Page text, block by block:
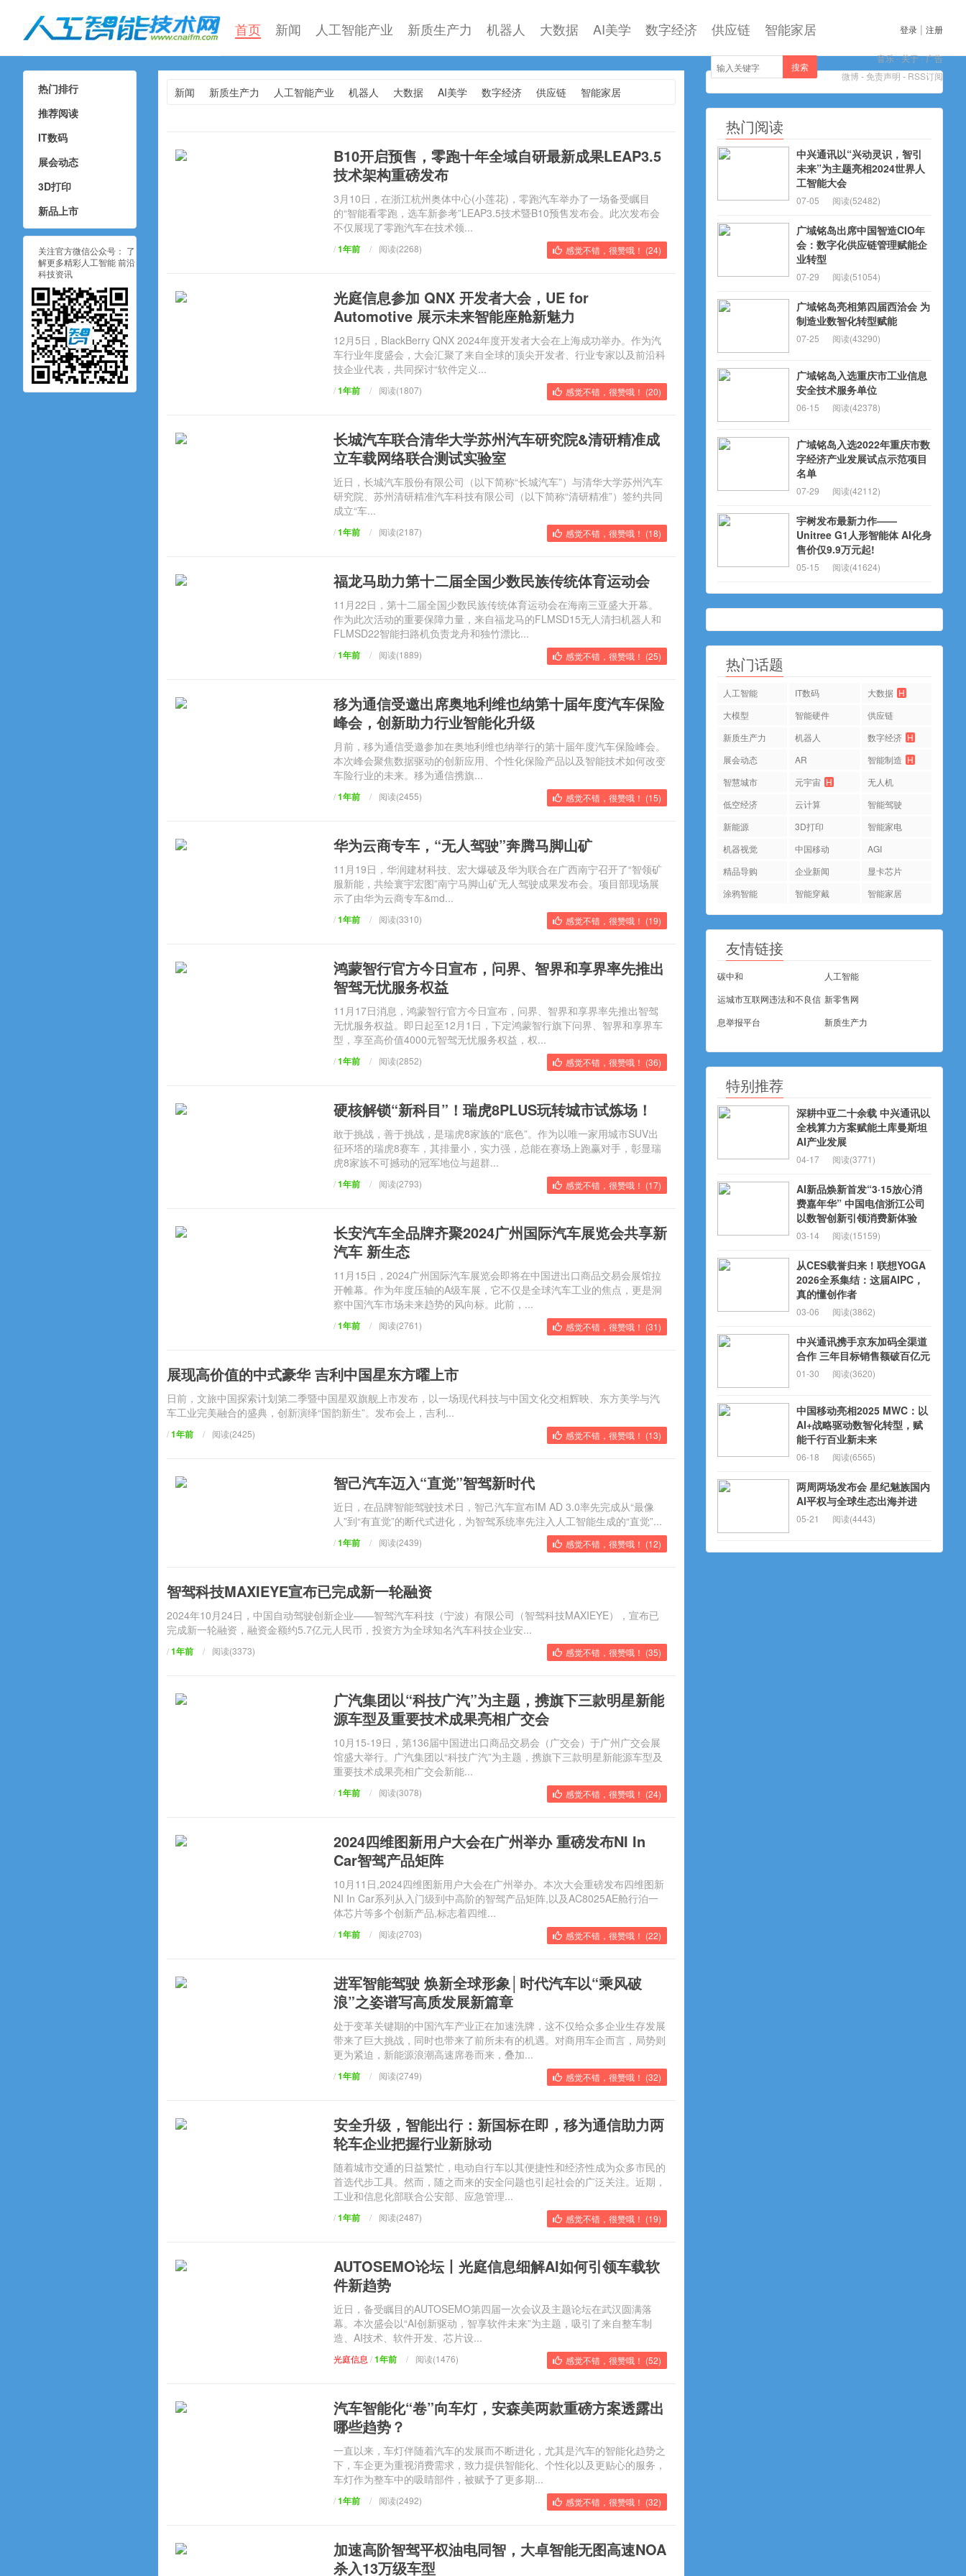
人工智能技术网
首页 新闻 人工智能产业 新质生产力 机器人 大数据 AI美学 数字经济 供应链 智能家居 登录 | 注册
音乐-关于-广告
微博 - 免责声明 - RSS订阅
搜索
新闻 新质生产力 人工智能产业 机器人 大数据 AI美学 数字经济 供应链 智能家居
B10开启预售，零跑十年全域自研最新成果LEAP3.5
技术架构重磅发布
3月10日，在浙江杭州奥体中心(小莲花)，零跑汽车举办了一场备受瞩目
的“智能看零跑，选车新参考”LEAP3.5技术暨B10预售发布会。此次发布会
不仅展现了零跑汽车在技术领...
/1年前 / 感觉不错，很赞哦！ (24)
阅读(2268)
光庭信息参加 QNX 开发者大会，UE for
Automotive 展示未来智能座舱新魅力
12月5日，BlackBerry QNX 2024年度开发者大会在上海成功举办。作为汽
车行业年度盛会，大会汇聚了来自全球的顶尖开发者、行业专家以及前沿科
技企业代表，共同探讨“软件定义...
/1年前 / 感觉不错，很赞哦！ (20)
阅读(1807)
长城汽车联合清华大学苏州汽车研究院&清研精准成
立车载网络联合测试实验室
近日，长城汽车股份有限公司（以下简称“长城汽车”）与清华大学苏州汽车
研究院、苏州清研精准汽车科技有限公司（以下简称“清研精准”）签约共同
成立“车...
/1年前 / 感觉不错，很赞哦！ (18)
阅读(2187)
福龙马助力第十二届全国少数民族传统体育运动会
11月22日，第十二届全国少数民族传统体育运动会在海南三亚盛大开幕。
作为此次活动的重要保障力量，来自福龙马的FLMSD15无人清扫机器人和
FLMSD22智能扫路机负责龙舟和独竹漂比...
/1年前 / 感觉不错，很赞哦！ (25)
阅读(1889)
移为通信受邀出席奥地利维也纳第十届年度汽车保险
峰会，创新助力行业智能化升级
月前，移为通信受邀参加在奥地利维也纳举行的第十届年度汽车保险峰会。
本次峰会聚焦数据驱动的创新应用、个性化保险产品以及智能技术如何改变
车险行业的未来。移为通信携旗...
/1年前 / 感觉不错，很赞哦！ (15)
阅读(2455)
华为云商专车，“无人驾驶”奔腾马脚山矿
11月19日，华润建材科技、宏大爆破及华为联合在广西南宁召开了“智领矿
服新能，共绘寰宇宏图”南宁马脚山矿无人驾驶成果发布会。项目部现场展
示了由华为云商专车&md...
/1年前 / 感觉不错，很赞哦！ (19)
阅读(3310)
鸿蒙智行官方今日宣布，问界、智界和享界率先推出
智驾无忧服务权益
11月17日消息，鸿蒙智行官方今日宣布，问界、智界和享界率先推出智驾
无忧服务权益。即日起至12月1日，下定鸿蒙智行旗下问界、智界和享界车
型，享至高价值4000元智驾无忧服务权益，权...
/1年前 / 感觉不错，很赞哦！ (36)
阅读(2852)
硬核解锁“新科目”！瑞虎8PLUS玩转城市试炼场！
敢于挑战，善于挑战，是瑞虎8家族的“底色”。作为以唯一家用城市SUV出
征环塔的瑞虎8赛车，其排量小，实力强，总能在赛场上跑赢对手，彰显瑞
虎8家族不可撼动的冠军地位与超群...
/1年前 / 感觉不错，很赞哦！ (17)
阅读(2793)
长安汽车全品牌齐聚2024广州国际汽车展览会共享新
汽车 新生态
11月15日，2024广州国际汽车展览会即将在中国进出口商品交易会展馆拉
开帷幕。作为年度压轴的A级车展，它不仅是全球汽车工业的焦点，更是洞
察中国汽车市场未来趋势的风向标。此前，...
/1年前 / 感觉不错，很赞哦！ (31)
阅读(2761)
展现高价值的中式豪华 吉利中国星东方曜上市
日前，文旅中国探索计划第二季暨中国星双旗舰上市发布，以一场现代科技与中国文化交相辉映、东方美学与汽
车工业完美融合的盛典，创新演绎“国韵新生”。发布会上，吉利...
/1年前 / 感觉不错，很赞哦！ (13)
阅读(2425)
智己汽车迈入“直觉”智驾新时代
近日，在品牌智能驾驶技术日，智己汽车宣布IM AD 3.0率先完成从“最像
人”到“有直觉”的断代式进化，为智驾系统率先注入人工智能生成的“直觉”...
/1年前 / 感觉不错，很赞哦！ (12)
阅读(2439)
智驾科技MAXIEYE宣布已完成新一轮融资
2024年10月24日，中国自动驾驶创新企业——智驾汽车科技（宁波）有限公司（智驾科技MAXIEYE），宣布已
完成新一轮融资，融资金额约5.7亿元人民币，投资方为全球知名汽车科技企业安...
/1年前 / 感觉不错，很赞哦！ (35)
阅读(3373)
广汽集团以“科技广汽”为主题，携旗下三款明星新能
源车型及重要技术成果亮相广交会
10月15-19日，第136届中国进出口商品交易会（广交会）于广州广交会展
馆盛大举行。广汽集团以“科技广汽”为主题，携旗下三款明星新能源车型及
重要技术成果亮相广交会新能...
/1年前 / 感觉不错，很赞哦！ (24)
阅读(3078)
2024四维图新用户大会在广州举办 重磅发布NI In
Car智驾产品矩阵
10月11日,2024四维图新用户大会在广州举办。本次大会重磅发布四维图新
NI In Car系列从入门级到中高阶的智驾产品矩阵,以及AC8025AE舱行泊一
体芯片等多个创新产品,标志着四维...
/1年前 / 感觉不错，很赞哦！ (22)
阅读(2703)
进军智能驾驶 焕新全球形象│时代汽车以“乘风破
浪”之姿谱写高质发展新篇章
处于变革关键期的中国汽车产业正在加速洗牌，这不仅给众多企业生存发展
带来了巨大挑战，同时也带来了前所未有的机遇。对商用车企而言，局势则
更为紧迫，新能源浪潮高速席卷而来，叠加...
/1年前 / 感觉不错，很赞哦！ (32)
阅读(2749)
安全升级，智能出行：新国标在即，移为通信助力两
轮车企业把握行业新脉动
随着城市交通的日益繁忙，电动自行车以其便捷性和经济性成为众多市民的
首选代步工具。然而，随之而来的安全问题也引起社会的广泛关注。近期，
工业和信息化部联合公安部、应急管理...
/1年前 / 感觉不错，很赞哦！ (19)
阅读(2487)
AUTOSEMO论坛丨光庭信息细解AI如何引领车载软
件新趋势
近日，备受瞩目的AUTOSEMO第四届一次会议及主题论坛在武汉圆满落
幕。本次盛会以“AI创新驱动，智享软件未来”为主题，吸引了来自整车制
造、AI技术、软件开发、芯片设...
光庭信息 /1年前 / 感觉不错，很赞哦！ (52)
阅读(1476)
汽车智能化“卷”向车灯，安森美两款重磅方案透露出
哪些趋势？
一直以来，车灯伴随着汽车的发展而不断进化，尤其是汽车的智能化趋势之
下，车企更为重视消费需求，致力提供智能化、个性化以及更贴心的服务，
车灯作为整车中的吸睛部件，被赋予了更多期...
/1年前 / 感觉不错，很赞哦！ (32)
阅读(2492)
加速高阶智驾平权油电同智，大卓智能无图高速NOA
杀入13万级车型
热门排行
推荐阅读
IT数码
展会动态
3D打印
新品上市
关注官方微信公众号： 了
解更多精彩人工智能 前沿
科技资讯
热门阅读
中兴通讯以“兴动灵识，智引
未来”为主题亮相2024世界人
工智能大会
07-05 阅读(52482)
广域铭岛出席中国智造CIO年
会：数字化供应链管理赋能企
业转型
07-29 阅读(51054)
广域铭岛亮相第四届西洽会 为
制造业数智化转型赋能
07-25 阅读(43290)
广域铭岛入选重庆市工业信息
安全技术服务单位
06-15 阅读(42378)
广域铭岛入选2022年重庆市数
字经济产业发展试点示范项目
名单
07-29 阅读(42112)
宇树发布最新力作——
Unitree G1人形智能体 AI化身
售价仅9.9万元起!
05-15 阅读(41624)
热门话题
人工智能 IT数码 大数据 H
大模型
智能硬件
供应链
新质生产力
机器人 数字经济 H
展会动态
AR 智能制造 H
智慧城市
元宇宙 H
无人机
低空经济
云计算
智能驾驶
新能源
3D打印
智能家电
机器视觉
中国移动
AGI
精品导购
企业新闻
显卡芯片
涂鸦智能
智能穿戴 智能家居
友情链接
碳中和
人工智能
运城市互联网违法和不良信
息举报平台
新零售网
新质生产力
特别推荐
深耕中亚二十余载 中兴通讯以
全栈算力方案赋能土库曼斯坦
AI产业发展
04-17 阅读(3771)
AI新品焕新首发“3·15放心消
费嘉年华” 中国电信浙江公司
以数智创新引领消费新体验
03-14 阅读(15159)
从CES载誉归来！联想YOGA
2026全系集结：这届AIPC，
真的懂创作者
03-06 阅读(3862)
中兴通讯携手京东加码全渠道
合作 三年目标销售额破百亿元
01-30 阅读(3620)
中国移动亮相2025 MWC：以
AI+战略驱动数智化转型，赋
能千行百业新未来
06-18 阅读(6565)
两周两场发布会 星纪魅族国内
AI平权与全球生态出海并进
05-21 阅读(4443)